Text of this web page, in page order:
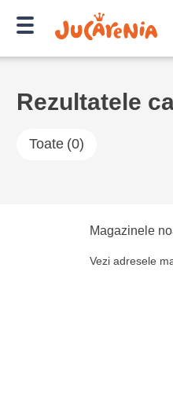
Rezultatele
Toate (0)
Magazinele
Vezi adresele